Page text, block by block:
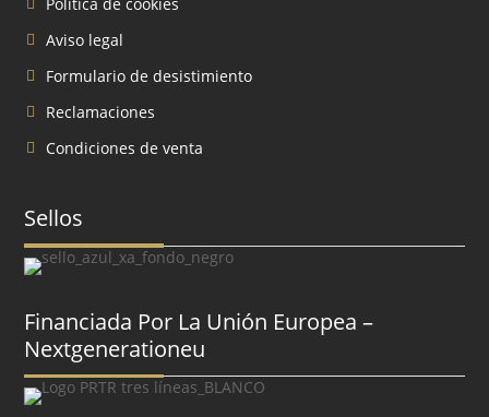
Aviso legal
Formulario de desistimiento
Reclamaciones
Condiciones de venta
Sellos
Financiada Por La Unión Europea –
Nextgenerationeu